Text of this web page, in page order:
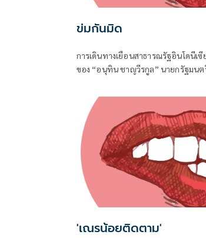
ข่มกันมิด
การเดินทางเยือนสาธารณรัฐอินโดนีเ
ของ “อนุทิน ชาญวีรกูล” นายกรัฐมน
ครั้งประวัติศาสตร์ ที่สะท้อนถึงเกียรติ
ประเทศไทยบนเวทีโลกได้อย่างชัดเจน
'เณรน้อยติดตาม'